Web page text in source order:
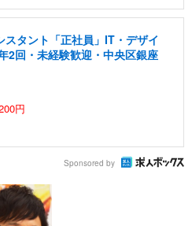
タント「正社員」IT・デザイ
2回・未経験歓迎・中央区銀座
円
Sponsored by